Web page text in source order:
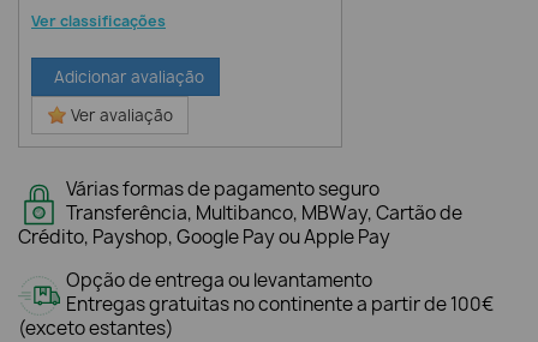
Ver classificações
Adicionar avaliação
Ver avaliação
Várias formas de pagamento seguro
Transferência, Multibanco, MBWay, Cartão de
Crédito, Payshop, Google Pay ou Apple Pay
Opção de entrega ou levantamento
Entregas gratuitas no continente a partir de 100€
(exceto estantes)